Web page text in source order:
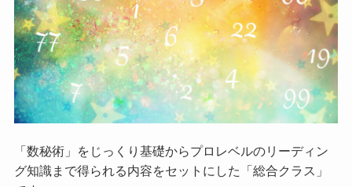
「数秘術」をじっくり基礎からプロレベルのリーディン
グ知識まで得られる内容をセットにした「総合クラス」